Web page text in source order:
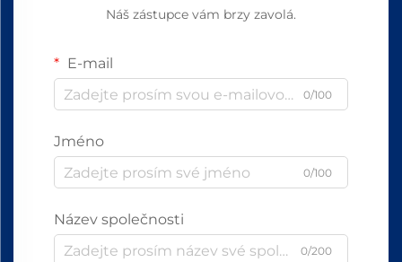
Náš zástupce vám brzy zavolá.
E-mail
0/100
Jméno
0/100
Název společnosti
0/200